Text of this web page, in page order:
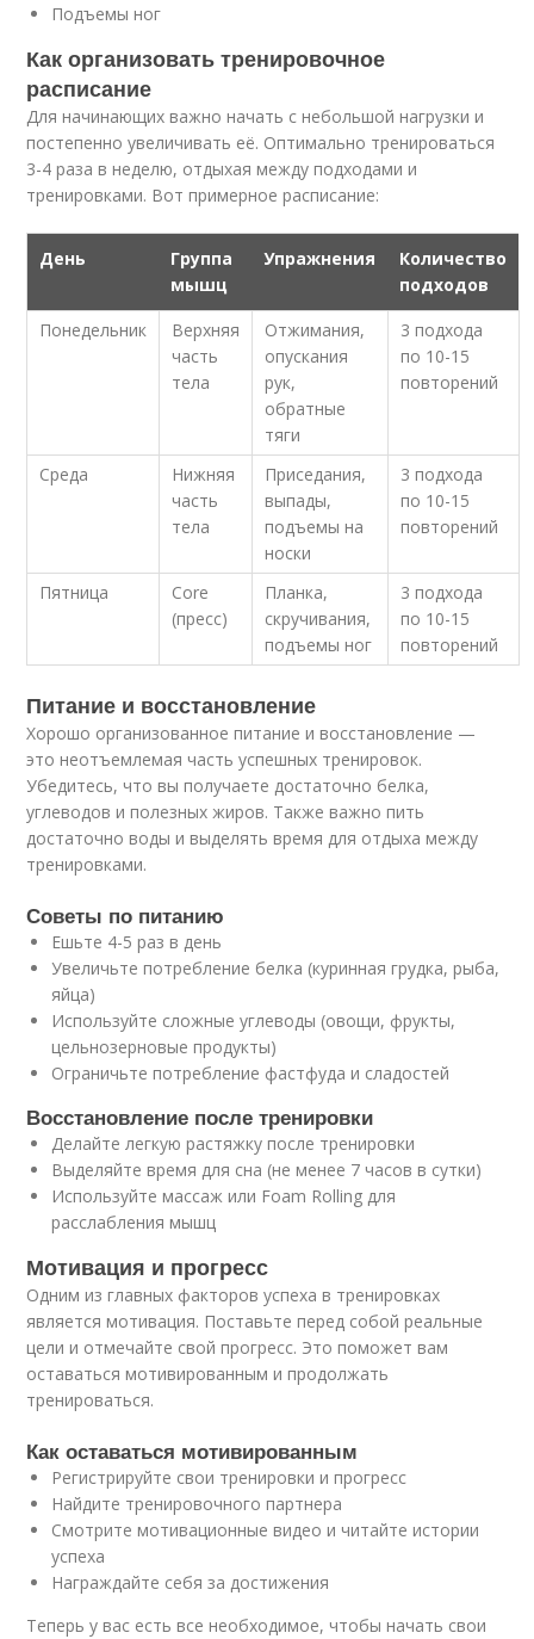
Подъемы ног
Как организовать тренировочное
расписание
Для начинающих важно начать с небольшой нагрузки и
постепенно увеличивать её. Оптимально тренироваться
3-4 раза в неделю, отдыхая между подходами и
тренировками. Вот примерное расписание:
День
Группа
мышц
Упражнения
Количество
подходов
Понедельник
Верхняя
часть
тела
Отжимания,
опускания
рук,
обратные
тяги
3 подхода
по 10-15
повторений
Среда
Нижняя
часть
тела
Приседания,
выпады,
подъемы на
носки
3 подхода
по 10-15
повторений
Пятница
Core
(пресс)
Планка,
скручивания,
подъемы ног
3 подхода
по 10-15
повторений
Питание и восстановление
Хорошо организованное питание и восстановление —
это неотъемлемая часть успешных тренировок.
Убедитесь, что вы получаете достаточно белка,
углеводов и полезных жиров. Также важно пить
достаточно воды и выделять время для отдыха между
тренировками.
Советы по питанию
Ешьте 4-5 раз в день
Увеличьте потребление белка (куринная грудка, рыба,
яйца)
Используйте сложные углеводы (овощи, фрукты,
цельнозерновые продукты)
Ограничьте потребление фастфуда и сладостей
Восстановление после тренировки
Делайте легкую растяжку после тренировки
Выделяйте время для сна (не менее 7 часов в сутки)
Используйте массаж или Foam Rolling для
расслабления мышц
Мотивация и прогресс
Одним из главных факторов успеха в тренировках
является мотивация. Поставьте перед собой реальные
цели и отмечайте свой прогресс. Это поможет вам
оставаться мотивированным и продолжать
тренироваться.
Как оставаться мотивированным
Регистрируйте свои тренировки и прогресс
Найдите тренировочного партнера
Смотрите мотивационные видео и читайте истории
успеха
Награждайте себя за достижения
Теперь у вас есть все необходимое, чтобы начать свои